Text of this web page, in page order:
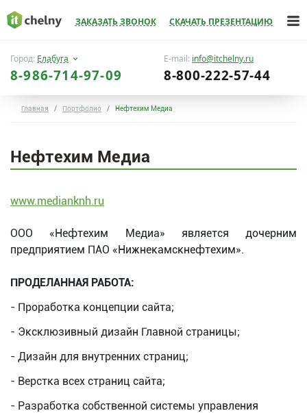
ЗАКАЗАТЬ ЗВОНОК СКАЧАТЬ ПРЕЗЕНТАЦИЮ
Город: Елабуга
8-986-714-97-09
E-mail: info@itchelny.ru
8-800-222-57-44
Главная Портфолио Нефтехим Медиа
Нефтехим Медиа
www.medianknh.ru
ООО «Нефтехим Медиа» является дочерним
предприятием ПАО «Нижнекамскнефтехим».
ПРОДЕЛАННАЯ РАБОТА:
- Проработка концепции сайта;
- Эксклюзивный дизайн Главной страницы;
- Дизайн для внутренних страниц;
- Верстка всех страниц сайта;
- Разработка собственной системы управления